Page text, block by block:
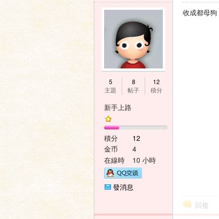
5
主題
8
帖子
12
積分
新手上路
積分
12
金币
4
在線時
間
10 小時
發消息
收成都母
回複